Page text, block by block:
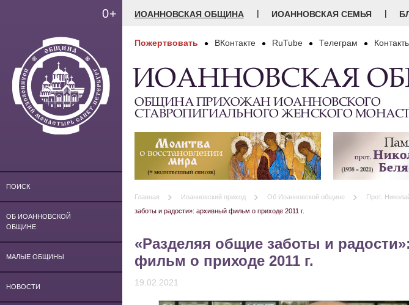
0+
ПОИСК
ОБ ИОАННОВСКОЙ
ОБЩИНЕ
МАЛЫЕ ОБЩИНЫ
НОВОСТИ
ИОАННОВСКАЯ ОБЩИНА | ИОАННОВСКАЯ СЕМЬЯ |
Пожертвовать ВКонтакте RuTube Телеграм
ИОАННОВСКАЯ
ОБЩИНА ПРИХОЖАН ИОАННОВСКОГО
СТАВРОПИГИАЛЬНОГО ЖЕНСКОГО
Главная Иоанновский приход Об Иоанновской общине Прот.
заботы и радости»: архивный фильм о приходе 2011 г.
«Разделяя общие заботы и
фильм о приходе 2011 г.
19.02.2021